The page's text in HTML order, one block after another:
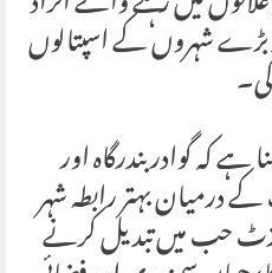
بڑے شہروں کے اسپتالوں
کہ گوادر بندرگاہ اور
درمیان بہتر رابطہ شہر
حب میں تبدیل کرنے